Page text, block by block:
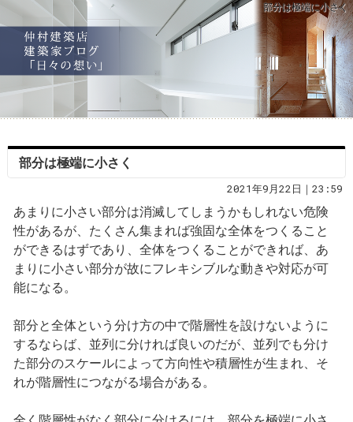
部分は極端に小さく
部分は極端に小さく
2021年9月22日｜23:59
あまりに小さい部分は消滅してしまうかもしれない危険
性があるが、たくさん集まれば強固な全体をつくること
ができるはずであり、全体をつくることができれば、あ
まりに小さい部分が故にフレキシブルな動きや対応が可
能になる。
部分と全体という分け方の中で階層性を設けないように
するならば、並列に分ければ良いのだが、並列でも分け
た部分のスケールによって方向性や積層性が生まれ、そ
れが階層性につながる場合がある。